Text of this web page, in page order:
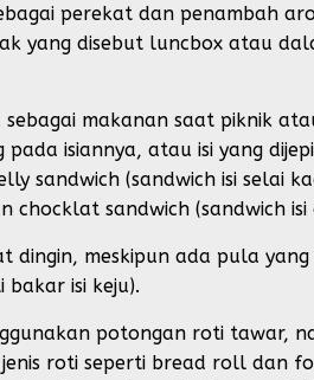
perekat dan penambah
yang disebut luncbox atau
sebagai makanan saat piknik
pada isiannya, atau isi yang
sandwich (sandwich isi selai
chocklat sandwich (sandwich
dingin, meskipun ada pula
bakar isi keju).
potongan roti tawar,
roti seperti bread roll dan